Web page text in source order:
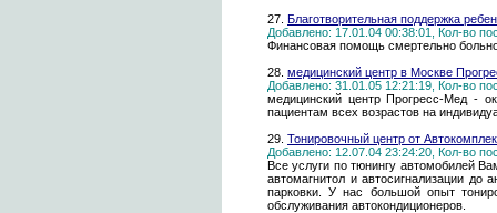
27. Благотворительная поддержка
Добавлено: 17.01.04 00:38:01, Кол-во
Финансовая помощь смертельно
28. медицинский центр в Москве
Добавлено: 31.01.05 12:21:19, Кол-во
медицинский центр Прогресс-Мед -
пациентам всех возрастов на
29. Тонировочный центр от
Добавлено: 12.07.04 23:24:20, Кол-во
Все услуги по тюнингу автомобилей
автомагнитол и автосигнализации до
парковки. У нас большой опыт
обслуживания автокондиционеров.